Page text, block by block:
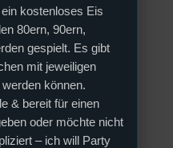
kostenloses Eis
80ern, 90ern,
gespielt. Es gibt
mit jeweiligen
können.
& bereit für einen
oder möchte nicht
– ich will Party